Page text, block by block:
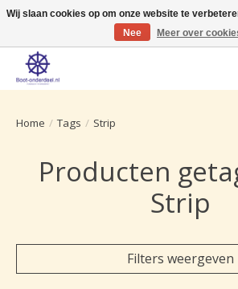
Ruime selectie producten voor uw boot
Home / Tags / Strip
Producten
Strip
Filters weergeven
Wij slaan cookies op om onze website te
Nee
Meer over